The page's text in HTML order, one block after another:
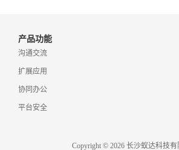
产品功能
沟通交流
扩展应用
协同办公
平台安全
Copyright © 2026 长沙蚁达科技有